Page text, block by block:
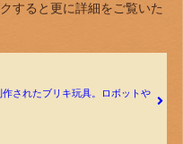
すると更に詳細をご覧いた
されたブリキ玩具。ロボットや